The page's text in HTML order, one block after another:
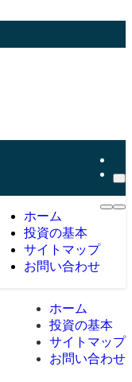
ホーム
投資の基本
サイトマップ
お問い合わせ
ホーム
投資の基本
サイトマップ
お問い合わせ